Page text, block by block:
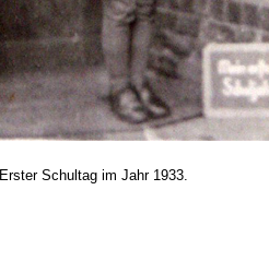
Erster Schultag im Jahr 1933.